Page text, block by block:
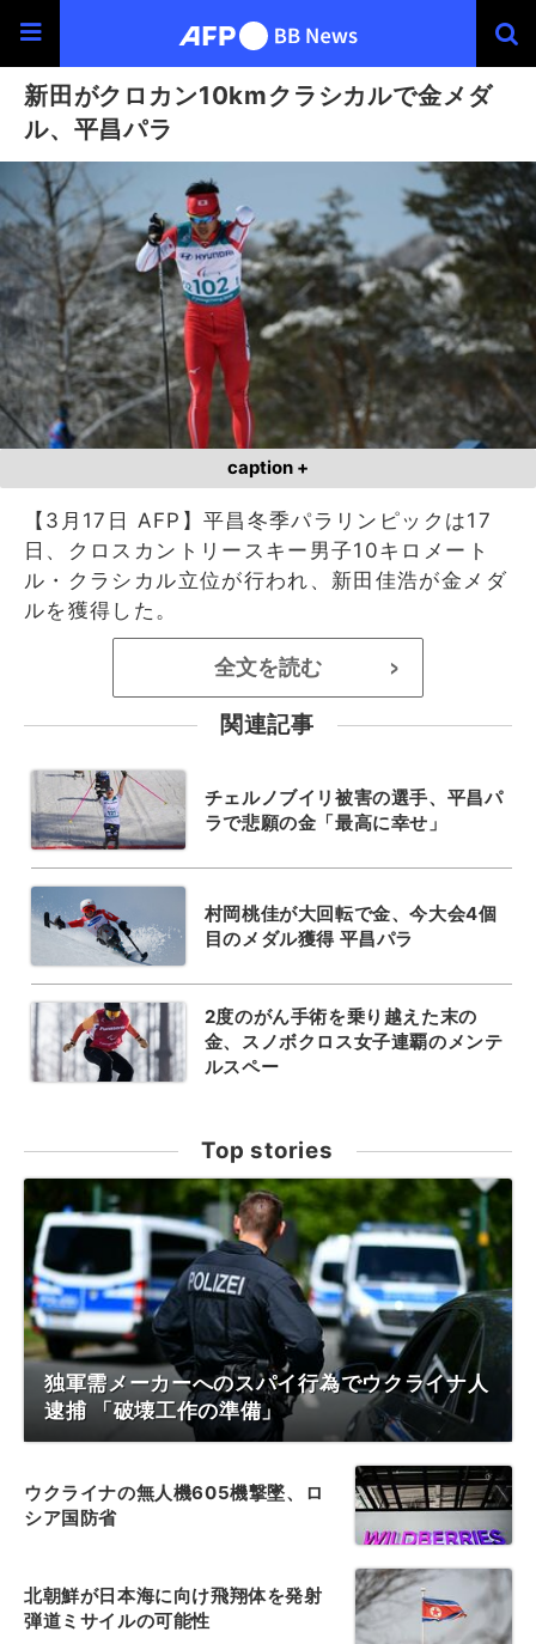
新田がクロカン10kmクラシカルで金メダ
ル、平昌パラ
caption +
【3月17日 AFP】平昌冬季パラリンピックは17
日、クロスカントリースキー男子10キロメート
ル・クラシカル立位が行われ、新田佳浩が金メダ
ルを獲得した。
全文を読む >
関連記事
チェルノブイリ被害の選手、平昌パ
ラで悲願の金「最高に幸せ」
村岡桃佳が大回転で金、今大会4個
目のメダル獲得 平昌パラ
2度のがん手術を乗り越えた末の
金、スノボクロス女子連覇のメンテ
ルスペー
Top stories
独軍需メーカーへのスパイ行為でウクライナ人
逮捕 「破壊工作の準備」
ウクライナの無人機605機撃墜、ロ
シア国防省
北朝鮮が日本海に向け飛翔体を発射
弾道ミサイルの可能性